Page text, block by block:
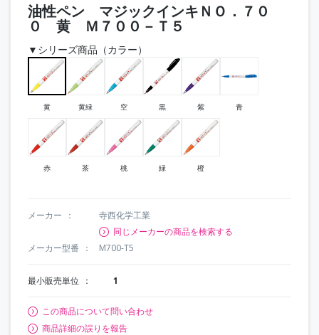
油性ペン マジックインキＮＯ．７０
０ 黄 Ｍ７００－Ｔ５
▼シリーズ商品（カラー）
黄 黄緑 空 黒 紫 青
赤 茶 桃 緑 橙
メーカー
寺西化学工業
同じメーカーの商品を検索する
メーカー型番
M700-T5
最小販売単位 1
この商品について問い合わせ
商品詳細の誤りを報告